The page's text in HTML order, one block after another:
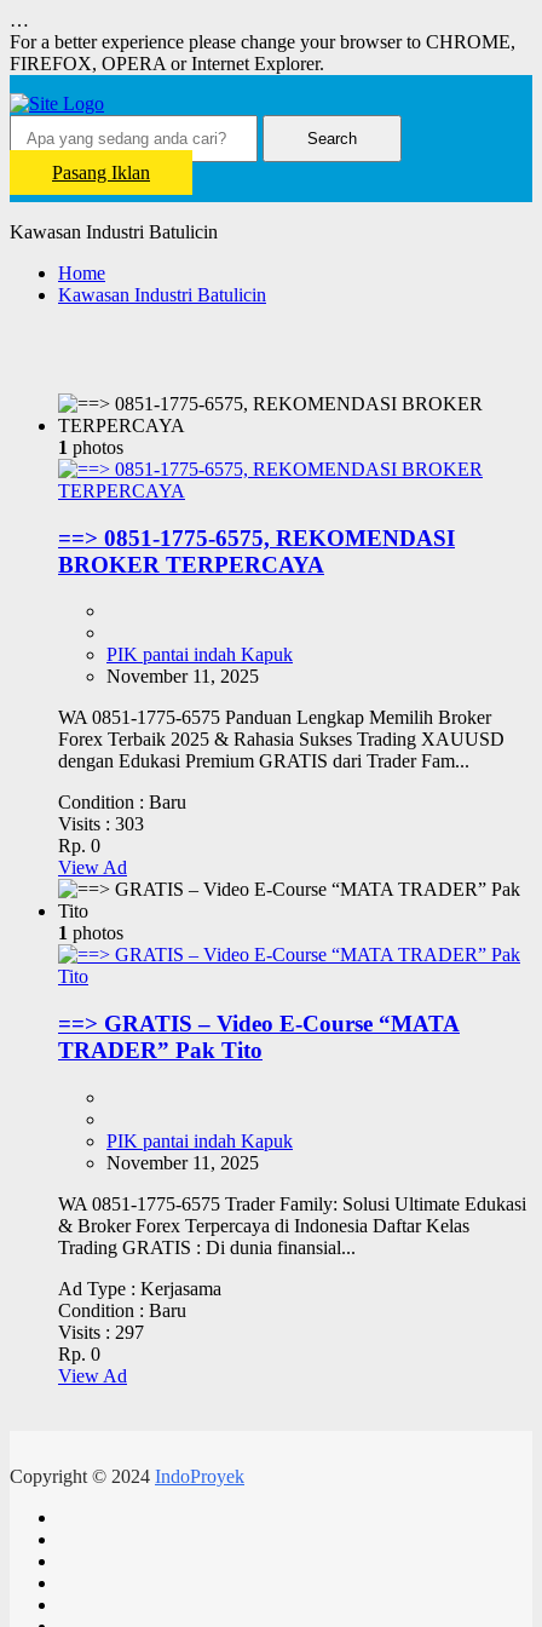
…
For a better experience please change your browser to CHROME,
FIREFOX, OPERA or Internet Explorer.
Search
Pasang Iklan
Kawasan Industri Batulicin
Home
Kawasan Industri Batulicin
1 photos
==> 0851-1775-6575, REKOMENDASI
BROKER TERPERCAYA
PIK pantai indah Kapuk
November 11, 2025
WA 0851-1775-6575 Panduan Lengkap Memilih Broker
Forex Terbaik 2025 & Rahasia Sukses Trading XAUUSD
dengan Edukasi Premium GRATIS dari Trader Fam...
Condition : Baru
Visits : 303
Rp. 0
View Ad
1 photos
==> GRATIS – Video E-Course “MATA
TRADER” Pak Tito
PIK pantai indah Kapuk
November 11, 2025
WA 0851-1775-6575 Trader Family: Solusi Ultimate Edukasi
& Broker Forex Terpercaya di Indonesia Daftar Kelas
Trading GRATIS : Di dunia finansial...
Ad Type : Kerjasama
Condition : Baru
Visits : 297
Rp. 0
View Ad
Copyright © 2024 IndoProyek